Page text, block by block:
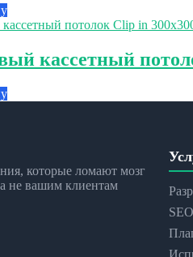
кассетный
которые ломают мозг
не вашим клиентам